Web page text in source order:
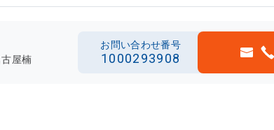
屋楠
お問い合わせ番号
1000293908